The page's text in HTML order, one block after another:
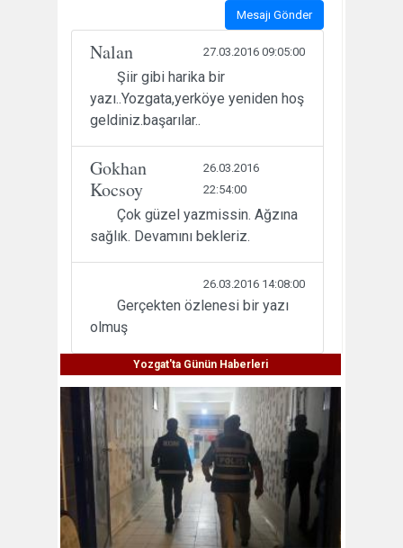
Mesajı Gönder
Nalan 27.03.2016 09:05:00
Şiir gibi harika bir
yazı..Yozgata,yerköye yeniden hoş
geldiniz.başarılar..
Gokhan
Kocsoy
26.03.2016
22:54:00
Çok güzel yazmissin. Ağzına
sağlık. Devamını bekleriz.
26.03.2016 14:08:00
Gerçekten özlenesi bir yazı
olmuş
Yozgat'ta Günün Haberleri